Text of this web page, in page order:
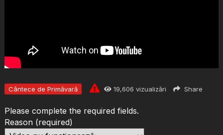
Cântece de Primăvară 19,606 vizualizări Share
Please complete the required fields.
Reason (required)